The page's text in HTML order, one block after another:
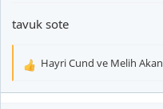
tavuk sote
T
Hayri Cund ve Melih Akan